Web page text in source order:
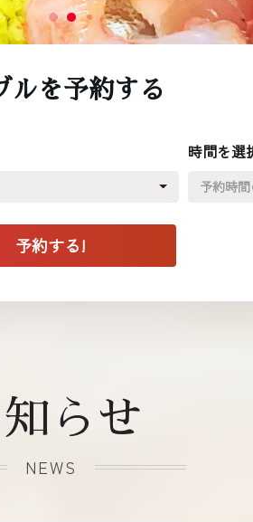
ルを予約する
時間を選
予約時
らせ
NEWS